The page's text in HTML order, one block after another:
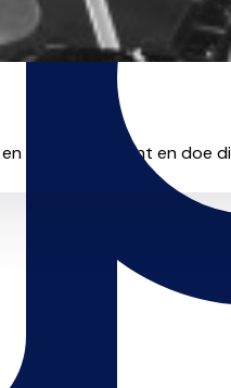
studio muzikant en doe